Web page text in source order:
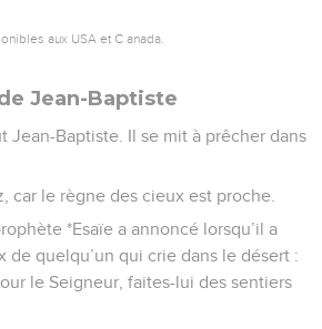
aux USA et C anada.
Jean-Baptiste
Jean-Baptiste. Il se mit à prêcher dans
car le règne des cieux est proche.
*Esaïe a annoncé lorsqu’il a
de quelqu’un qui crie dans le désert :
le Seigneur, faites-lui des sentiers